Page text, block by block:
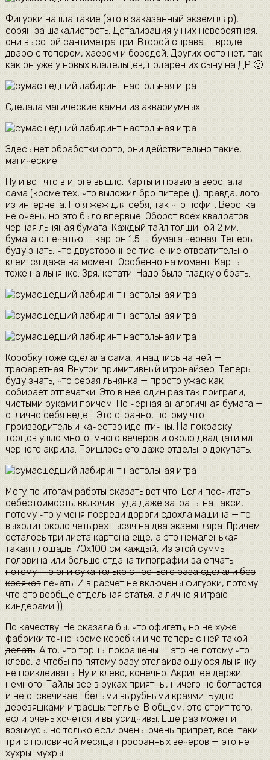
Фигурки нашла такие (это в заказанный экземпляр),
сорян за шакалистость. Детализация у них невероятная:
они высотой сантиметра три. Второй справа — вроде
дварф с топором, хаером и бородой. Других фото нет, так
как он уже у новых владельцев, подарен их сыну на ДР 🙂
Сделала магические камни из аквариумных:
Здесь нет обработки фото, они действительно такие,
магические.
Ну и вот что в итоге вышло. Карты и правила верстала
сама (кроме тех, что выложил бро питерец), правда, лого
из интернета. Но я жеж для себя, так что пофиг. Верстка
не очень, но это было впервые. Оборот всех квадратов —
черная льняная бумага. Каждый тайл толщиной 2 мм:
бумага с печатью — картон 1,5 — бумага черная. Теперь
буду знать, что двустороннее тиснение отвратительно
клеится даже на момент. Особенно на момент. Карты
тоже на льнянке. Зря, кстати. Надо было гладкую брать.
Коробку тоже сделала сама, и надпись на ней —
трафаретная. Внутри примитивный игронайзер. Теперь
буду знать, что серая льнянка — просто ужас как
собирает отпечатки. Это в нее один раз так поиграли,
чистыми руками причем. Но черная аналогичная бумага —
отлично себя ведет. Это странно, потому что
производитель и качество идентичны. На покраску
торцов ушло много-много вечеров и около двадцати мл
черного акрила. Пришлось его даже отдельно докупать.
Могу по итогам работы сказать вот что. Если посчитать
себестоимость, включив туда даже затраты на такси,
потому что у меня посреди дороги сдохла машина — то
выходит около четырех тысяч на два экземпляра. Причем
осталось три листа картона еще, а это немаленькая
такая площадь: 70х100 см каждый. Из этой суммы
половина или больше отдана типографии заепчать
потому что они сука только с третьего раза сделали без
косяковпечать. И в расчет не включены фигурки, потому
что это вообще отдельная статья, а лично я играю
киндерами ))
По качеству. Не сказала бы, что офигеть, но не хуже
фабрики точно кроме коробки и чо теперь с ней такой
делать. А то, что торцы покрашены — это не потому что
клево, а чтобы по пятому разу отслаивающуюся льнянку
не приклеивать. Ну и клево, конечно. Акрил ее держит
немного. Тайлы все в руках приятны, ничего не болтается
и не отсвечивает белыми вырубными краями. Будто
деревяшками играешь: теплые. В общем, это стоит того,
если очень хочется и вы усидчивы. Еще раз может и
возьмусь, но только если очень-очень припрет, все-таки
три с половиной месяца просранных вечеров — это не
хухры-мухры.